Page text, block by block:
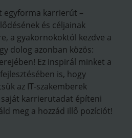
egyforma karrierút –
és céljainak
a gyakornokoktól kezdve a
dolog azonban közös:
Ez inspirál minket a
is, hogy
az IT-szakemberek
karrierutadat építeni
meg a hozzád illő pozíciót!